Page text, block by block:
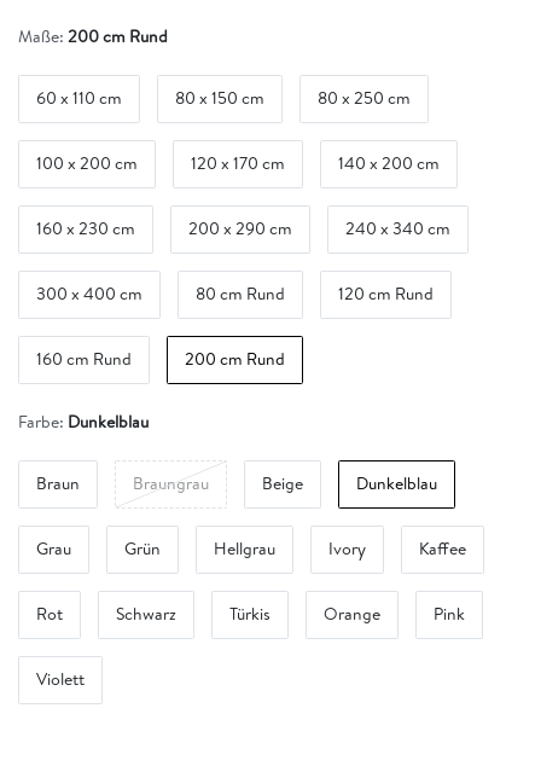
Maße: 200 cm Rund
60 x 110 cm 80 x 150 cm 80 x 250 cm
100 x 200 cm 120 x 170 cm 140 x 200 cm
160 x 230 cm 200 x 290 cm 240 x 340 cm
300 x 400 cm 80 cm Rund 120 cm Rund
160 cm Rund 200 cm Rund
Farbe: Dunkelblau
Braun Braungrau Beige Dunkelblau
Grau Grün Hellgrau Ivory Kaffee
Rot Schwarz Türkis Orange Pink
Violett